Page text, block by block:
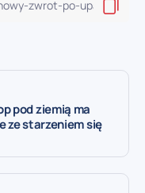
pod ziemią ma
ze starzeniem się